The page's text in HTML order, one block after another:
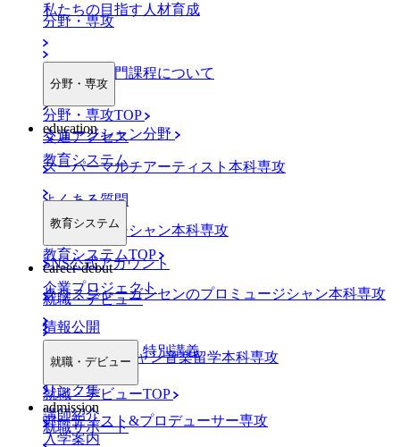
私たちの目指す人材育成
職業実践専門課程について
交通アクセス
よくある質問
SNS公式アカウント
情報公開
リンク集
分野・専攻
分野・専攻
分野・専攻TOP
ミュージシャン分野
スーパーマルチアーティスト本科専攻
プロミュージシャン本科専攻
クリスジャーガンセンのプロミュージシャン本科専攻
NYミュージシャン音楽留学本科専攻
アーティスト&プロデューサー専攻
education
教育システム
教育システム
教育システムTOP
企業プロジェクト
業界特別ゼミ・特別講義
講師紹介
career-debut
就職・デビュー
就職・デビュー
就職・デビューTOP
就職サポート
admission
入学案内